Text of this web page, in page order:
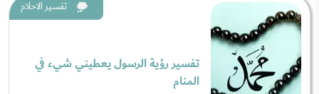
تفسير الاحلام
تفسير رؤية الرسول يعطيني شيء في
المنام